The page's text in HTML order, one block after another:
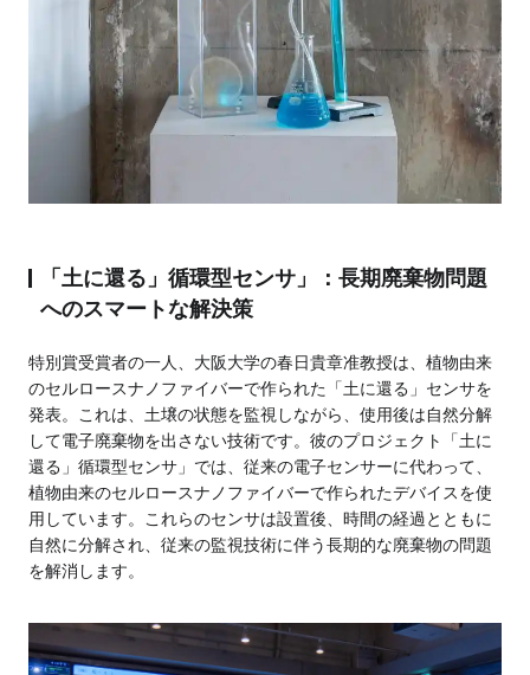
「土に還る」循環型センサ」：長期廃棄物問題
へのスマートな解決策
特別賞受賞者の一人、大阪大学の春日貴章准教授は、植物由来
のセルロースナノファイバーで作られた「土に還る」センサを
発表。これは、土壌の状態を監視しながら、使用後は自然分解
して電子廃棄物を出さない技術です。彼のプロジェクト「土に
還る」循環型センサ」では、従来の電子センサーに代わって、
植物由来のセルロースナノファイバーで作られたデバイスを使
用しています。これらのセンサは設置後、時間の経過とともに
自然に分解され、従来の監視技術に伴う長期的な廃棄物の問題
を解消します。